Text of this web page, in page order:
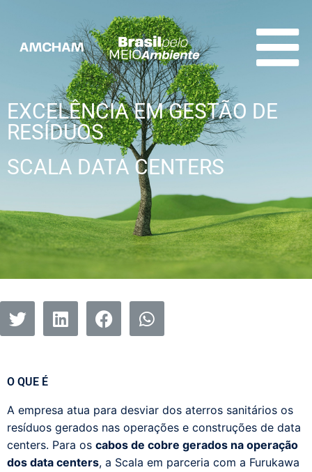
EXCELÊNCIA EM GESTÃO DE
RESÍDUOS
SCALA DATA CENTERS
O QUE É
A empresa atua para desviar dos aterros sanitários os
resíduos gerados nas operações e construções de data
centers. Para os cabos de cobre gerados na operação
dos data centers, a Scala em parceria com a Furukawa